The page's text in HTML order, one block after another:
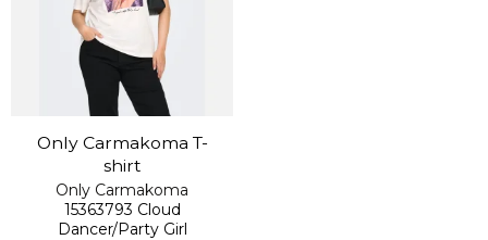
Only Carmakoma T-
shirt
Only Carmakoma
15363793 Cloud
Dancer/Party Girl